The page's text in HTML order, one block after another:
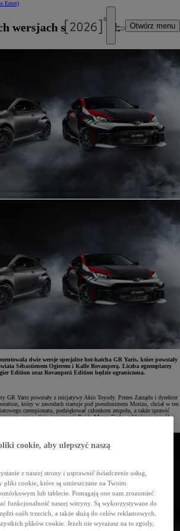
Enter)
Otwórz menu
wersjach specjalnych
dwie wersje specjalne hot-hatcha GR Yaris, które powstały
Sébastienem Ogierem i Kalle Rovanperą. Liczba egzemplarzy
Edition oraz Rovanperä Edition będzie ograniczona.
GR Yaris powstały z inicjatywy Akio Toyody. Prezes Zarządu i dyrektor
który w zawodach startuje pod pseudonimem Morizo, chciał w ten
czempionatu, podziękować członkom zespołu, a także sprawić
w dniu inauguracji Rajdu Monte Carlo, od którego zespół
obronę mistrzowskich tytułów.
cookie, aby ulepszyć naszą
z naszej strony i usprawnić świadczenie usług,
pliki cookie, które są umieszczane na Twoim
lub tablecie. Pomagają one nam zrozumieć
funkcjonalność naszej witryny. Są wykorzystywane do
osób trzecich, a także służą do celów reklamowych.
plików cookie. Jeżeli nie wyrażasz na to zgody,